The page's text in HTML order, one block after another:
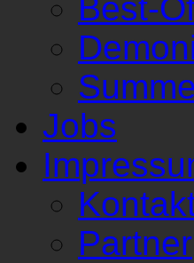
Best-
Jobs
Partner